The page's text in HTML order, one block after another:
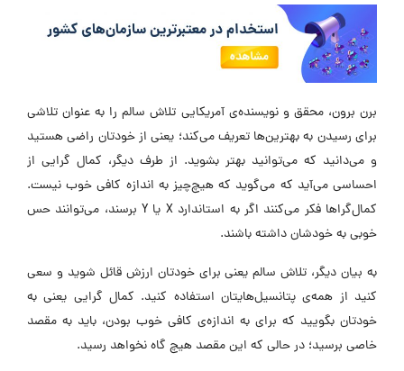
برن برون، محقق و نویسنده‌ی آمریکایی تلاش سالم را به عنوان تلاشی
برای رسیدن به بهترین‌ها تعریف می‌کند؛ یعنی از خودتان راضی هستید
و می‌دانید که می‌توانید بهتر بشوید. از طرف دیگر، کمال‌‌ گرایی از
احساسی می‌آید که می‌گوید که هیچ‌چیز به اندازه‌ کافی خوب نیست.
کمال‌گراها فکر می‌کنند اگر به استاندارد X یا Y برسند، می‌توانند حس
خوبی به خودشان داشته باشند.
به بیان دیگر، تلاش سالم یعنی برای خودتان ارزش قائل شوید و سعی
کنید از همه‌ی پتانسیل‌هایتان استفاده کنید. کمال‌‌ گرایی یعنی به
خودتان بگویید که برای به اندازه‌ی کافی خوب بودن، باید به مقصد
خاصی برسید؛ در حالی که این مقصد هیچ گاه نخواهد رسید.